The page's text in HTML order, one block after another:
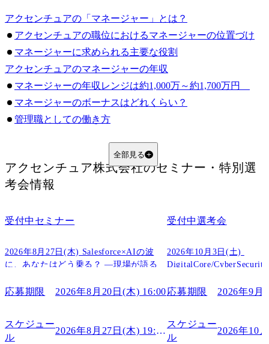
アクセンチュアの「マネージャー」とは？
アクセンチュアの職位におけるマネージャーの位置づけ
マネージャーに求められる主要な役割
アクセンチュアのマネージャーの年収
マネージャーの年収レンジは約1,000万～約1,700万円
マネージャーのボーナスはどれくらい？
管理職としての働き方
クライアントとの折衝とリレーション構築
チームメンバーの育成と管理（ピープルマネジメント）
マネージャーへの昇進に必要な年次とスキル
昇進に不可欠なスキルと経験
昇進の評価プロセス（CDP・タレントレビュー）
アクセンチュアへの転職でマネージャーからの採用は可能？
マネージャーポジションで採用される人の特徴
未経験（コンサル経験なし）の場合の現実的なキャリアスタート
全部見る
アクセンチュア株式会社のセミナー・特別選
考会情報
受付中 セミナー
2026年8月27日(木) Salesforce×AIの波
に、あなたはどう乗る？ ―現場が語る
ャリアの作り方
応募期限 2026年8月20日(木) 16:00
スケジュー
ル
2026年8月27日(木) 19:00～
受付中選考会
2026年10月3日(土)
DigitalCore/
応募期限 2026年9月
スケジュー
ル